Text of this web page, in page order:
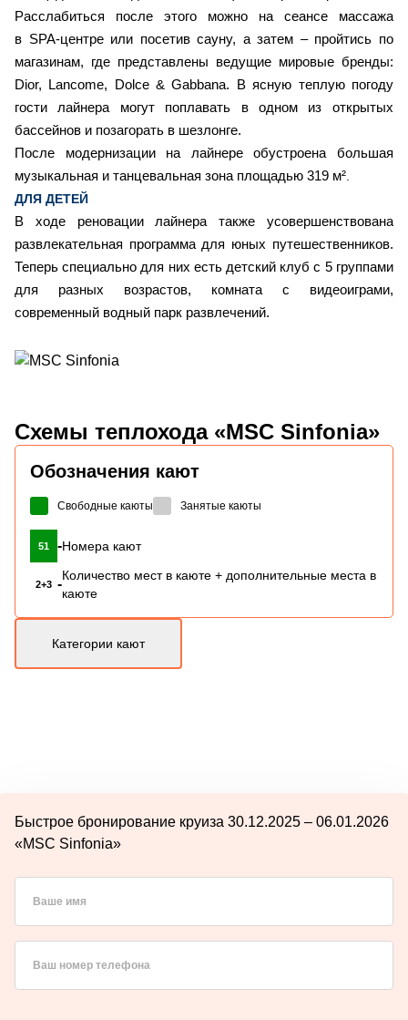
Расслабиться после этого можно на сеансе массажа
в SPA-центре или посетив сауну, а затем – пройтись по
магазинам, где представлены ведущие мировые бренды:
Dior, Lancome, Dolce & Gabbana. В ясную теплую погоду
гости лайнера могут поплавать в одном из открытых
бассейнов и позагорать в шезлонге.
После модернизации на лайнере обустроена большая
музыкальная и танцевальная зона площадью 319 м²
ДЛЯ ДЕТЕЙ
В ходе реновации лайнера также усовершенствована
развлекательная программа для юных путешественников.
Теперь специально для них есть детский клуб с 5 группами
для разных возрастов, комната с видеоиграми,
современный водный парк развлечений.
Схемы теплохода «MSC Sinfonia»
Обозначения кают
Свободные каюты Занятые каюты
51 -Номера кают
2+3 -
Количество мест в каюте + дополнительные места в
каюте
Категории кают
Быстрое бронирование круиза 30.12.2025 – 06.01.2026
«MSC Sinfonia»
Ваше имя
Ваш номер телефона